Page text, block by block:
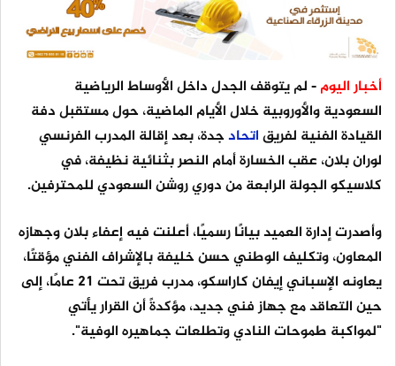
أخبار اليوم- لم يتوقف الجدل داخل الأوساط الرياضية
السعودية والأوروبية خلال الأيام الماضية، حول مستقبل دفة
القيادة الفنية لفريقاتحادجدة، بعد إقالة المدرب الفرنسي
لوران بلان، عقب الخسارة أمام النصر بثنائية نظيفة، في
كلاسيكو الجولة الرابعة من دوري روشن السعودي للمحترفين.
وأصدرت إدارة العميد بيانًا رسميًا، أعلنت فيه إعفاء بلان وجهازه
المعاون، وتكليف الوطني حسن خليفة بالإشراف الفني مؤقتًا،
يعاونه الإسباني إيفان كاراسكو، مدرب فريق تحت 21 عامًا، إلى
حين التعاقد مع جهاز فني جديد، مؤكدةً أن القرار يأتي
"لمواكبة طموحات النادي وتطلعات جماهيره الوفية".